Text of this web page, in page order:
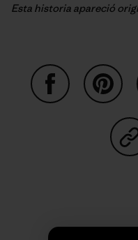
Esta historia apareció